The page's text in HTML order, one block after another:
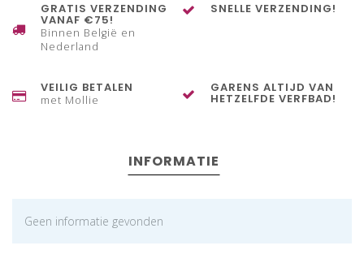
GRATIS VERZENDING
VANAF €75!
Binnen België en
Nederland
SNELLE VERZENDING!
VEILIG BETALEN
met Mollie
GARENS ALTIJD VAN
HETZELFDE VERFBAD!
INFORMATIE
Geen informatie gevonden